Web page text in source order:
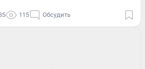
115 Обсудить